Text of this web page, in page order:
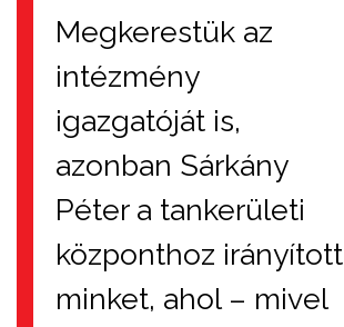
Megkerestük az
intézmény
igazgatóját is,
azonban Sárkány
Péter a tankerületi
központhoz irányított
minket, ahol – mivel